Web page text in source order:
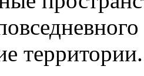
территории.